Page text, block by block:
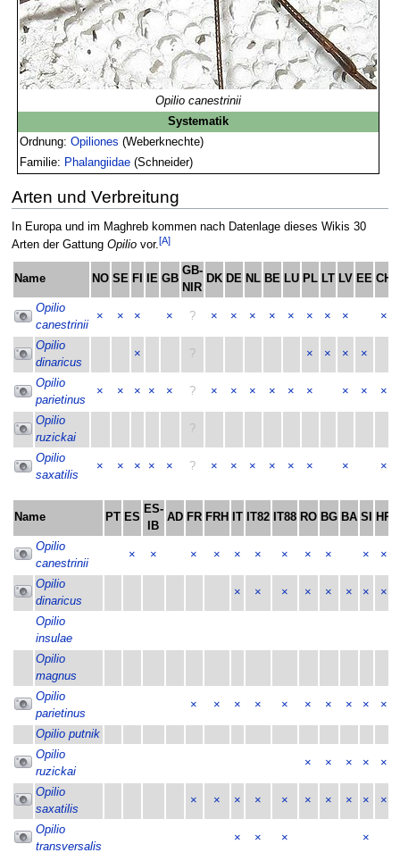
Opilio canestrinii
Systematik
Ordnung:Opiliones (Weberknechte)
Familie: Phalangiidae (Schneider)
Arten und Verbreitung
In Europa und im Maghreb kommen nach Datenlage dieses Wikis 30
Arten der Gattung Opiliovor.[A]
Name NO SE FI IE GB
GB-
NIR
DK DE NL BE LU PL LT LV EE CH
Opilio
canestrinii
× × × × ? × × × × × × × × ×
Opilio
dinaricus
× ? × × × ×
Opilio
parietinus
× × × × × ? × × × × × × × × ×
Opilio
ruzickai
?
Opilio
saxatilis
× × × × × ? × × × × × × × ×
Name PT ES
ES-
IB
AD FR FRH IT IT82 IT88 RO BG BA SI HR
Opilio
canestrinii
× × × × × × × × × × ×
Opilio
dinaricus
× × × × × × × ×
Opilio
insulae
Opilio
magnus
Opilio
parietinus
× × × × × × × × × ×
Opilio putnik
Opilio
ruzickai
× × × × ×
Opilio
saxatilis
× × × × × × × × × ×
Opilio
transversalis
× × × ×